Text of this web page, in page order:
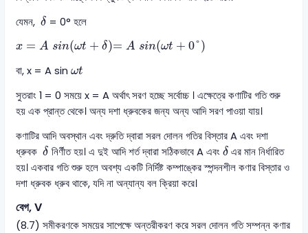
যেমন,δ
δ = 0° হলে
x = A sin(ωt + δ)= A sin(ωt + 0°)
x=A s nωt+δ = A sin ω t+0°
বা, x = A sinωt
ωt
সুতরাং 1 = 0 সময়ে x = A অর্থাৎ সরণ হচ্ছে সর্বোচ্চ । এক্ষেত্রে কণাটির গতি শুরু
হয় এক প্রান্ত থেকে। অন্য দশা ধ্রুবকের জন্য অন্য আদি সরণ পাওয়া যায়।
কণাটির আদি অবস্থান এবং দ্রুতি দ্বারা সরল দোলন গতির বিস্তার A এবং দশা
ধ্রুবকδ
δ নির্ণীত হয়। এ দুই আদি শর্ত দ্বারা সঠিকভাবে A এবং δ
δএর মান নির্ধারিত
হয়। একবার গতি শুরু হলে অবশ্য একটি নির্দিষ্ট কম্পাঙ্কের স্পন্দনশীল কণার বিস্তার ও
দশা ধ্রুবক ধ্রুব থাকে, যদি না অন্যান্য বল ক্রিয়া করে।
বেগ, V
(8.7) সমীকরণকে সময়ের সাপেক্ষে অন্তরীকরণ করে সরল দোলন গতি সম্পন্ন কণার